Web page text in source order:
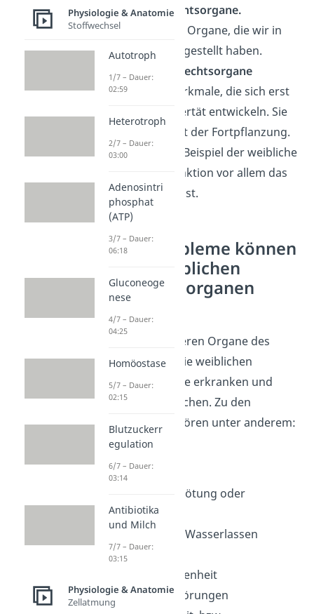
primäre Geschlechtsorgane.
Dazu gehören alle Organe, die wir in
diesem Artikel vorgestellt haben.
Sekundäre Geschlechtsorgane
hingegen sind Merkmale, die sich erst
während der Pubertät entwickeln. Sie
dienen nicht direkt der Fortpflanzung.
Dazu gehört zum Beispiel der weibliche
Busen, dessen Funktion vor allem das
Stillen des Kindes ist.
Welche Probleme können
bei den weiblichen
Geschlechtsorganen
auftreten?
Wie auch alle anderen Organe des
Körpers können die weiblichen
Geschlechtsorgane erkranken und
Probleme verursachen. Zu den
Beschwerden
gehören unter anderem:
Krämpfe
Schmerzen
Juckreiz, Hautrötung oder
Schwellungen
Brennen beim Wasserlassen
Blutungen
Scheidentrockenheit
hormonelle Störungen
Physiologie & Anatomie
Stoffwechsel
Autotroph
1/7 – Dauer:
02:59
Heterotroph
2/7 – Dauer:
03:00
Adenosintri
phosphat
(ATP)
3/7 – Dauer:
06:18
Gluconeoge
nese
4/7 – Dauer:
04:25
Homöostase
5/7 – Dauer:
02:15
Blutzuckerr
egulation
6/7 – Dauer:
03:14
Antibiotika
und Milch
7/7 – Dauer:
03:15
Physiologie & Anatomie
Zellatmung